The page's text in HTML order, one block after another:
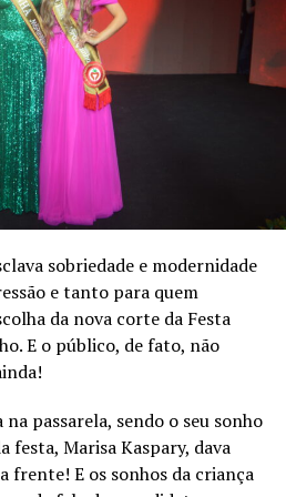
e movimentação de pessoas.
65% dos presentes não pagou
realizar uma festa em favor da
como será pago esse déficit
contato com a
que os valores investidos
que ficam para o ente
números, contudo lembraram
imaterial de Bom
sobriedade e modernidade
e tanto para quem
da nova corte da Festa
E o público, de fato, não
passarela, sendo o seu sonho
festa, Marisa Kaspary, dava
frente! E os sonhos da criança